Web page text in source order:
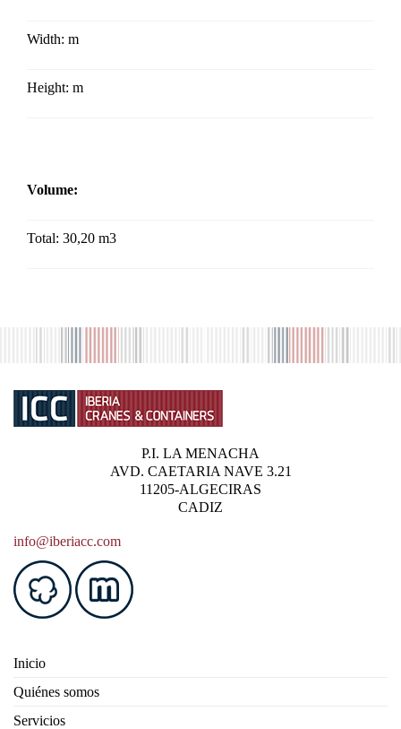
Width: m
Height: m
Volume:
Total: 30,20 m3
P.I. LA MENACHA
AVD. CAETARIA NAVE 3.21
11205-ALGECIRAS
CADIZ
info@iberiacc.com
Inicio
Quiénes somos
Servicios